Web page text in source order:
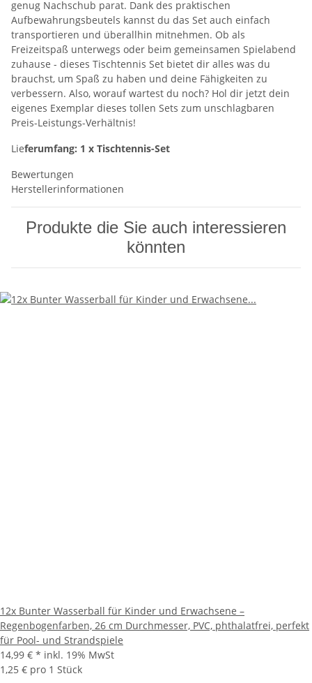
genug Nachschub parat. Dank des praktischen
Aufbewahrungsbeutels kannst du das Set auch einfach
transportieren und überallhin mitnehmen. Ob als
Freizeitspaß unterwegs oder beim gemeinsamen Spielabend
zuhause - dieses Tischtennis Set bietet dir alles was du
brauchst, um Spaß zu haben und deine Fähigkeiten zu
verbessern. Also, worauf wartest du noch? Hol dir jetzt dein
eigenes Exemplar dieses tollen Sets zum unschlagbaren
Preis-Leistungs-Verhältnis!
Lieferumfang: 1 x Tischtennis-Set
Bewertungen
Herstellerinformationen
Produkte die Sie auch interessieren
könnten
12x Bunter Wasserball für Kinder und Erwachsene –
Regenbogenfarben, 26 cm Durchmesser, PVC, phthalatfrei, perfekt
für Pool- und Strandspiele
14,99 € * inkl. 19% MwSt
1,25 € pro 1 Stück